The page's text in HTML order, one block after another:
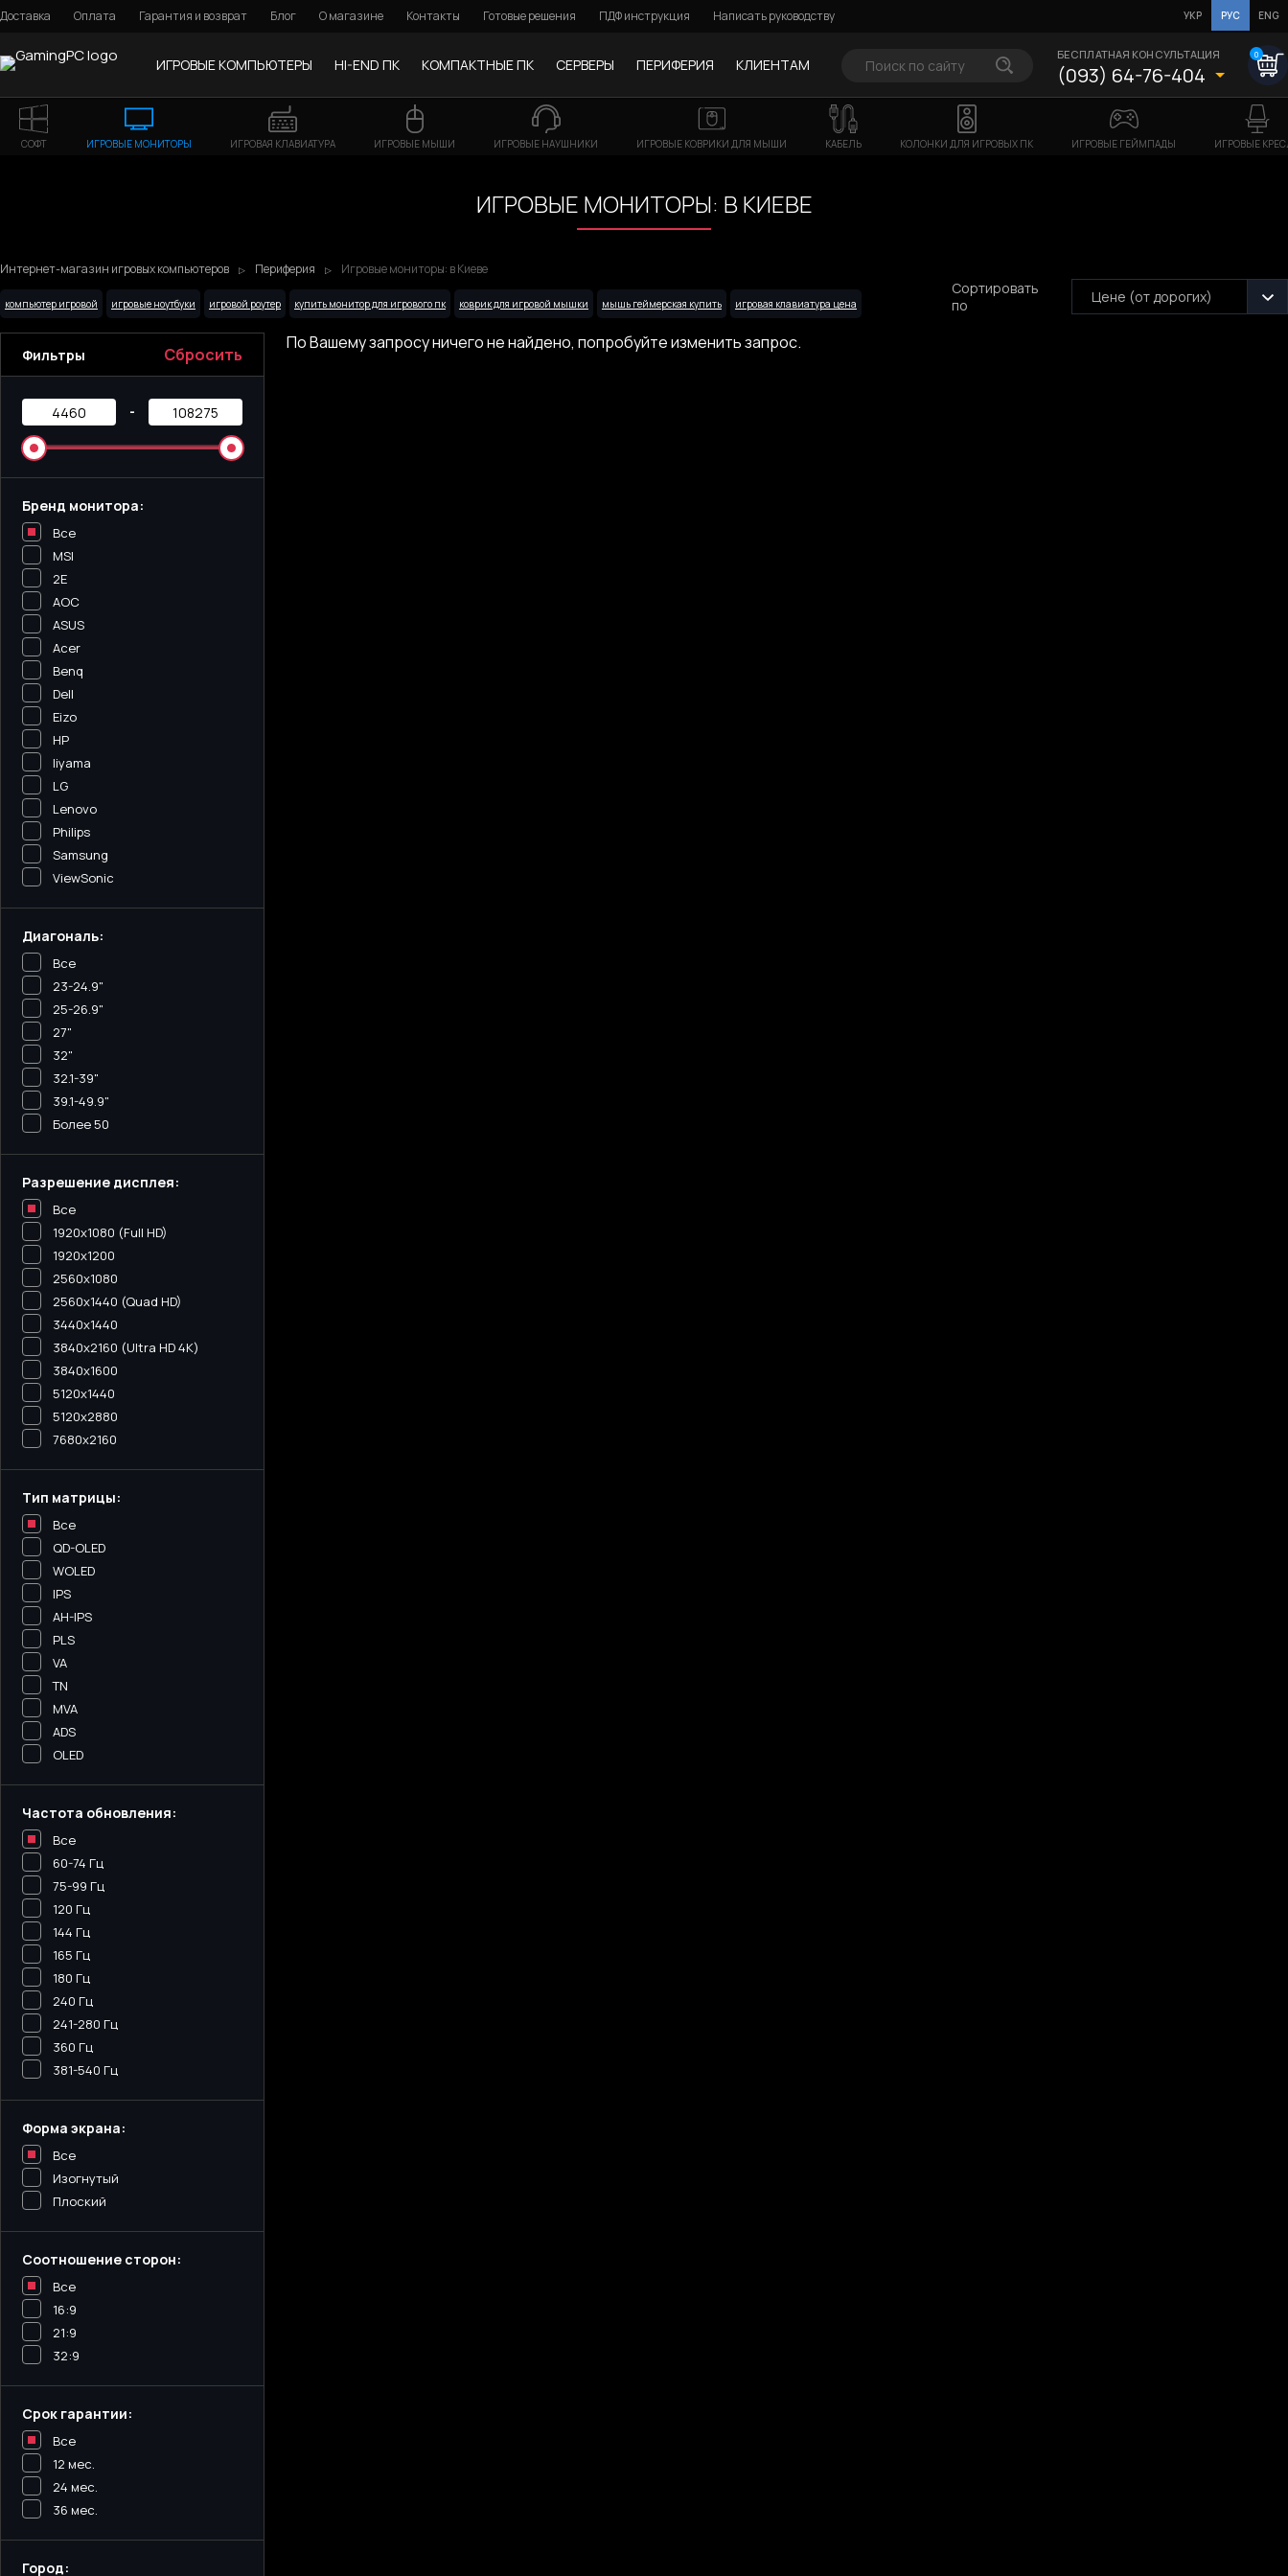
Доставка Оплата Гарантия и возврат Блог О магазине Контакты Готовые решения ПДФ инструкция Написать руководству УКР РУС ENG
ИГРОВЫЕ КОМПЬЮТЕРЫ HI-END ПК КОМПАКТНЫЕ ПК СЕРВЕРЫ ПЕРИФЕРИЯ КЛИЕНТАМ
БЕСПЛАТНАЯ КОНСУЛЬТАЦИЯ
(093) 64-76-404
0
СОФТ ИГРОВЫЕ МОНИТОРЫ ИГРОВАЯ КЛАВИАТУРА ИГРОВЫЕ МЫШИ ИГРОВЫЕ НАУШНИКИ ИГРОВЫЕ КОВРИКИ ДЛЯ МЫШИ КАБЕЛЬ КОЛОНКИ ДЛЯ ИГРОВЫХ ПК ИГРОВЫЕ ГЕЙМПАДЫ ИГРОВЫЕ
ИГРОВЫЕ МОНИТОРЫ: В КИЕВЕ
Интернет-магазин игровых компьютеров Периферия Игровые мониторы: в Киеве
компьютер игровой игровые ноутбуки игровой роутер купить монитор для игрового пк коврик для игровой мышки мышь геймерская купить игровая клавиатура цена
Сортировать
по
Цене (от дорогих)
Фильтры Сбросить
-
Бренд монитора:
Все
MSI
2E
AOC
ASUS
Acer
Benq
Dell
Eizo
HP
Iiyama
LG
Lenovo
Philips
Samsung
ViewSonic
Диагональ:
Все
23-24.9"
25-26.9"
27"
32"
32.1-39"
39.1-49.9"
Более 50
Разрешение дисплея:
Все
1920x1080 (Full HD)
1920x1200
2560x1080
2560x1440 (Quad HD)
3440х1440
3840x2160 (Ultra HD 4K)
3840x1600
5120x1440
5120х2880
7680x2160
Тип матрицы:
Все
QD-OLED
WOLED
IPS
AH-IPS
PLS
VA
TN
MVA
ADS
OLED
Частота обновления:
Все
60-74 Гц
75-99 Гц
120 Гц
144 Гц
165 Гц
180 Гц
240 Гц
241-280 Гц
360 Гц
381-540 Гц
Форма экрана:
Все
Изогнутый
Плоский
Соотношение сторон:
Все
16:9
21:9
32:9
Срок гарантии:
Все
12 мес.
24 мес.
36 мес.
Город:
По Вашему запросу ничего не найдено, попробуйте изменить запрос.